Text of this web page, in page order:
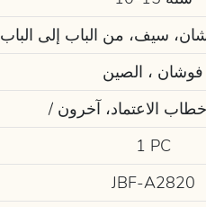
سيف، من الباب إلى الباب
فوشان ، الصين
الاعتماد، آخرون
1 PC
JBF-A2820